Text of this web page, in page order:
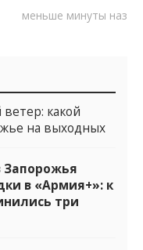
меньше минуты назад
какой
на выходных
в «Армия+»: к
три